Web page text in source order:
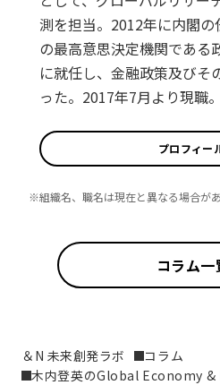
測を担当。2012年に内閣
の最高意思決定機関である
に就任し、金融政策及びそ
った。2017年7月より現職。
プロフィー
※組織名、職名は現在と異なる場合があ
コラム一
＆N 未来創発ラボ
コラム
木内登英のGlobal Economy